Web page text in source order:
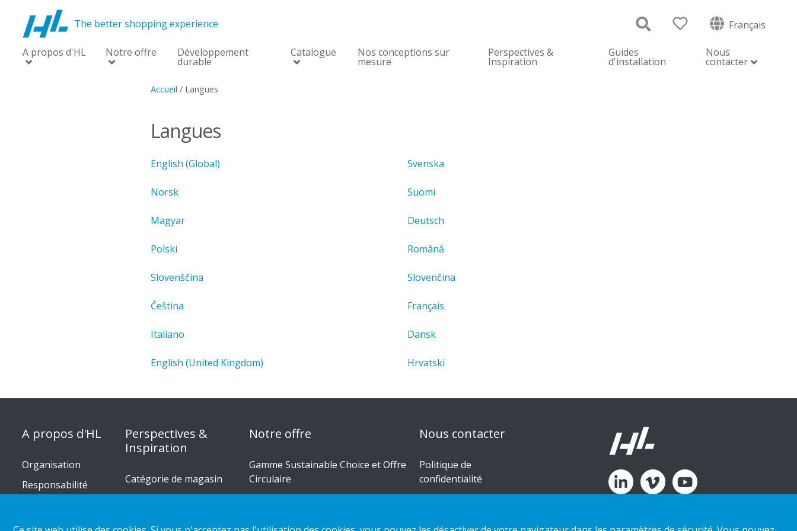
The better shopping experience Français
A propos d'HL Notre offre Développement
durable
Catalogue Nos conceptions sur
mesure
Perspectives &
Inspiration
Guides
d'installation
Nous
contacter
Accueil / Langues
Langues
English (Global) Svenska
Norsk Suomi
Magyar Deutsch
Polski Română
Slovenščina Slovenčina
Čeština Français
Italiano Dansk
English (United Kingdom) Hrvatski
A propos d'HL
Organisation
Responsabilité
Perspectives &
Inspiration
Catégorie de magasin
Notre offre
Gamme Sustainable Choice et Offre
Circulaire
Nous contacter
Politique de
confidentialité